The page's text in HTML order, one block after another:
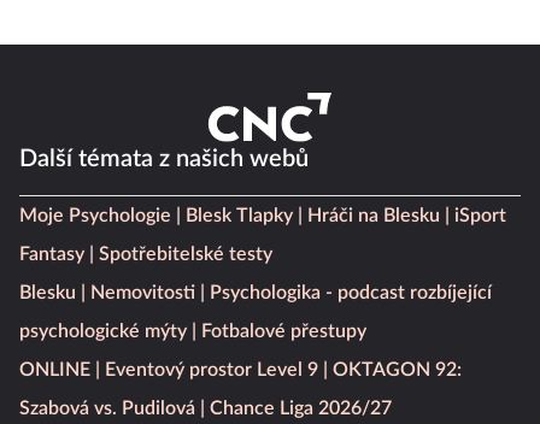
Další témata z našich webů
Moje Psychologie Blesk Tlapky Hráči na Blesku
iSport
Fantasy
Spotřebitelské testy
Blesku
Nemovitosti
Psychologika - podcast rozbíjející
psychologické mýty
Fotbalové přestupy
ONLINE
Eventový prostor Level 9
OKTAGON 92:
Szabová vs. Pudilová
Chance Liga 2026/27